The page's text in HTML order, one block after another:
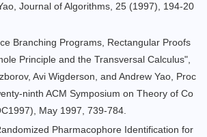
Journal of Algorithms, 25 (1997), 194-20
Branching Programs, Rectangular Proofs
Principle and the Transversal Calculus",
Avi Wigderson, and Andrew Yao, Proc
ninth ACM Symposium on Theory of Co
May 1997, 739-784.
Pharmacophore Identification for